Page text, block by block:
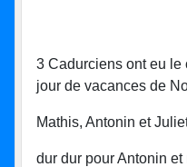
3 Cadurciens ont eu le
jour de vacances de
Mathis, Antonin et
dur dur pour Antonin